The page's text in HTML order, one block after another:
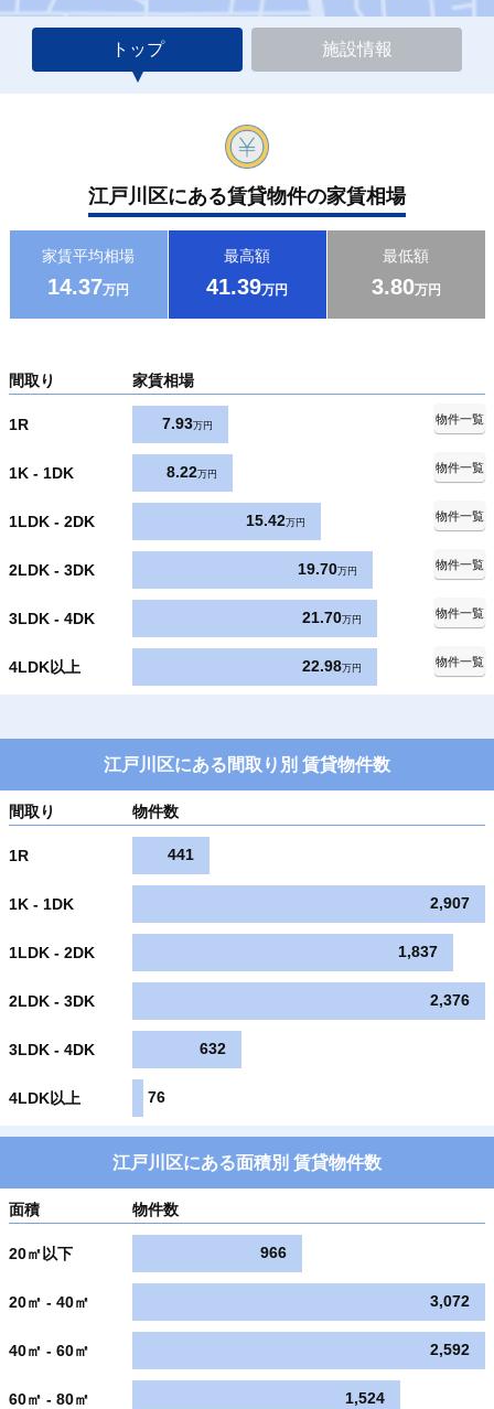
トップ 施設情報
江戸川区にある賃貸物件の家賃相場
家賃平均相場
14.37万円
最高額
41.39万円
最低額
3.80万円
間取り 家賃相場
1R 7.93万円
物件一覧
1K - 1DK 8.22万円
物件一覧
1LDK - 2DK 15.42万円
物件一覧
2LDK - 3DK 19.70万円
物件一覧
3LDK - 4DK 21.70万円
物件一覧
4LDK以上 22.98万円
物件一覧
江戸川区にある間取り別 賃貸物件数
間取り 物件数
1R 441
1K - 1DK 2,907
1LDK - 2DK 1,837
2LDK - 3DK 2,376
3LDK - 4DK 632
4LDK以上 76
江戸川区にある面積別 賃貸物件数
面積 物件数
20㎡以下 966
20㎡ - 40㎡ 3,072
40㎡ - 60㎡ 2,592
60㎡ - 80㎡ 1,524